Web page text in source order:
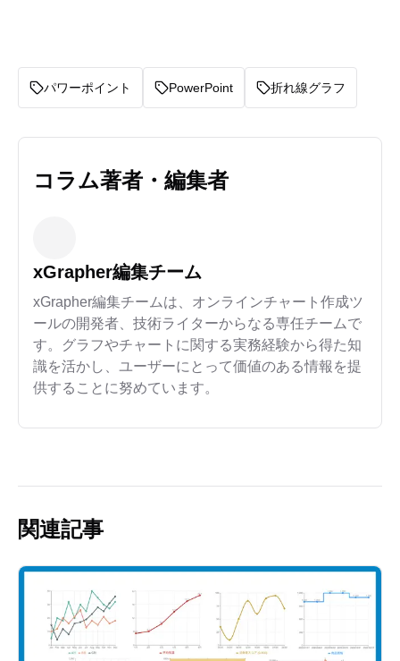
パワーポイント PowerPoint 折れ線グラフ
コラム著者・編集者
xGrapher編集チーム
xGrapher編集チームは、オンラインチャート作成ツ
ールの開発者、技術ライターからなる専任チームで
す。グラフやチャートに関する実務経験から得た知
識を活かし、ユーザーにとって価値のある情報を提
供することに努めています。
関連記事